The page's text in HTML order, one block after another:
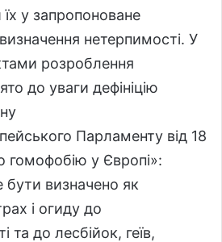
у запропоноване
нетерпимості. У
розроблення
до уваги дефініцію
Парламенту від 18
гомофобію у Європі»:
визначено як
і огиду до
та до лесбійок, геїв,